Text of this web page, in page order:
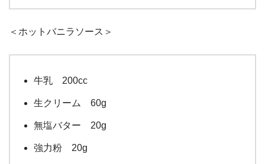
＜ホットバニラソース＞
牛乳 200cc
生クリーム 60g
無塩バター 20g
強力粉 20g